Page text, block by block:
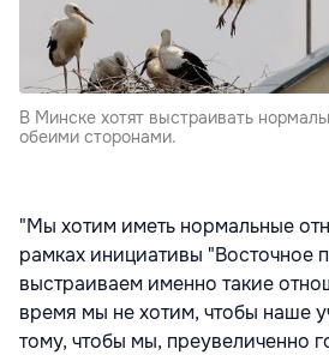
В Минске хотят выстраивать
обеими сторонами.
"Мы хотим иметь нормальные
рамках инициативы "Восточное
выстраиваем именно такие
время мы не хотим, чтобы наше
тому, чтобы мы, преувеличенно